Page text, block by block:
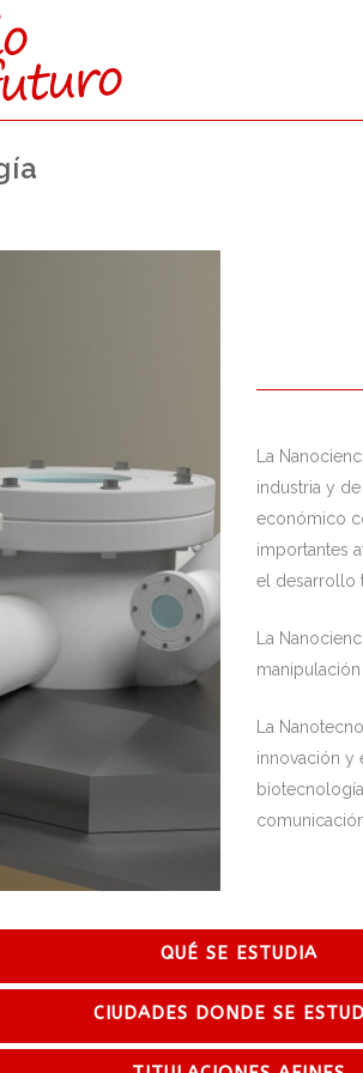
la EvAU / EBAU / PAU
La
industria y
económico
importantes
el desarrollo
La
La
innovación y
QUÉ SE ESTUDIA
CIUDADES DONDE SE